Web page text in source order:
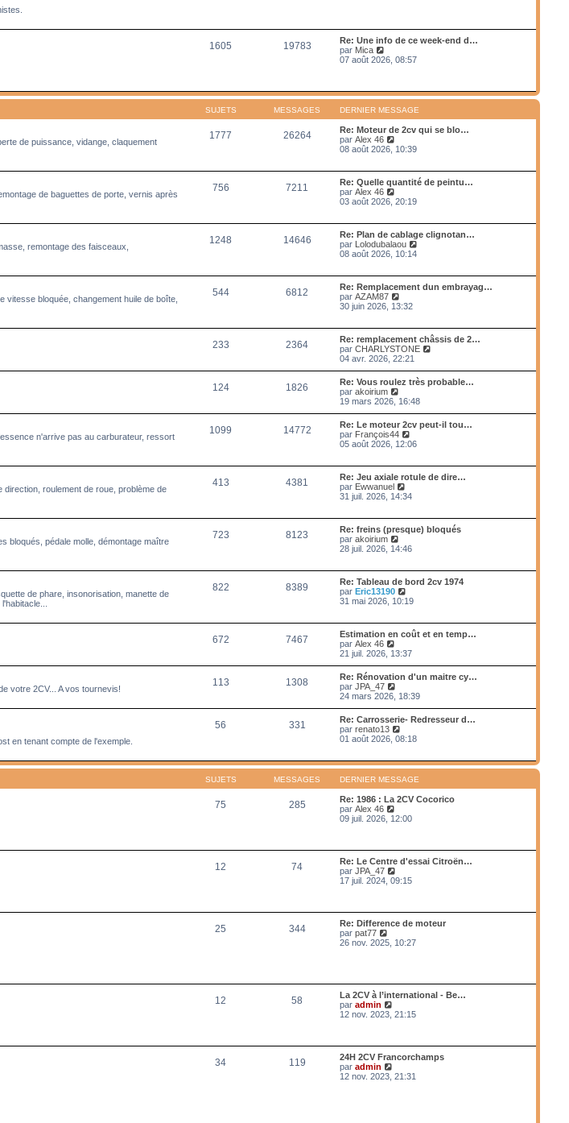
s
a
g
e
e
r
e
a
g
e
d
e
r
n
r
e
s
s
g
1605 19783
Re: Une info de ce week-end d…
par Mica
o
e
d
r
n
i
e
m
e
s
s
g
e
07 août 2026, 08:57
SUJETS MESSAGES DERNIER MESSAGE
de puissance, vidange, claquement
1777 26264
Re: Moteur de 2cv qui se blo…
parAlex 46
o
e
d
e
n
i
e
r
e
s
s
a
g
08 août 2026, 10:39
de baguettes de porte, vernis après
756 7211
Re: Quelle quantité de peintu…
parAlex 46
o
e
d
e
n
i
e
r
e
s
s
a
g
e
03 août 2026, 20:19
remontage des faisceaux,
1248 14646
Re: Plan de cablage clignotan…
par Lolodubalaou
e
n
i
e
m
e
s
s
a
g
e
08 août 2026, 10:14
vitesse bloquée, changement huile de boîte,
544 6812
Re: Remplacement dun embrayag…
parAZAM87
o
e
d
e
r
n
e
r
m
e
s
s
g
e
30 juin 2026, 13:32
233 2364
Re: remplacement châssis de 2…
parCHARLYSTONE
l
e
r
r
m
e
g
e
04 avr. 2026, 22:21
124 1826
Re: Vous roulez très probable…
parakoirium
o
r
e
d
r
n
i
e
m
e
s
s
a
e
19 mars 2026, 16:48
n'arrive pas au carburateur, ressort
1099 14772
Re: Le moteur 2cv peut-il tou…
par François44
o
e
e
n
i
r
e
s
s
a
g
05 août 2026, 12:06
roulement de roue, problème de
413 4381
Re: Jeu axiale rotule de dire…
par Ewwanuel
o
e
d
e
n
i
r
e
s
s
a
g
e
31 juil. 2026, 14:34
bloqués, pédale molle, démontage maître
723 8123
Re: freins (presque) bloqués
parakoirium
o
e
d
e
n
i
r
m
e
s
s
a
g
e
28 juil. 2026, 14:46
de phare, insonorisation, manette de
822 8389
Re: Tableau de bord 2cv 1974
parEric13190
o
e
d
e
r
n
e
r
m
e
s
s
g
31 mai 2026, 10:19
672 7467
Estimation en coût et en temp…
parAlex 46
o
l
e
d
e
r
n
i
r
m
e
s
s
g
21 juil. 2026, 13:37
votre 2CV... A vos tournevis!
113 1308
Re: Rénovation d'un maitre cy…
parJPA_47
o
r
l
e
d
r
i
e
r
e
a
g
24 mars 2026, 18:39
en tenant compte de l'exemple.
56 331
Re: Carrosserie- Redresseur d…
parrenato13
o
l
e
e
r
n
i
m
e
s
e
01 août 2026, 08:18
SUJETS MESSAGES DERNIER MESSAGE
75 285
Re: 1986 : La 2CV Cocorico
parAlex 46
o
d
e
r
e
r
e
g
e
09 juil. 2026, 12:00
12 74
Re: Le Centre d'essai Citroën…
parJPA_47
o
d
e
r
r
m
s
g
e
17 juil. 2024, 09:15
25 344
Re: Difference de moteur
parpat77
o
e
r
n
r
m
e
s
26 nov. 2025, 10:27
12 58
La 2CV à l’international - Be…
paradmin
o
d
e
r
12 nov. 2023, 21:15
34 119
24H 2CV Francorchamps
paradmin
o
12 nov. 2023, 21:31